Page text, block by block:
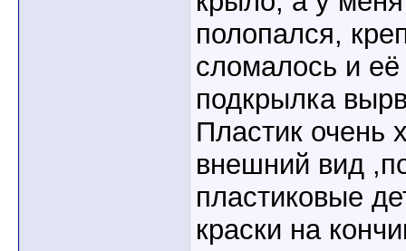
полопался,
сломалось и
подкрылка
Пластик очень
внешний вид
пластиковые
краски на